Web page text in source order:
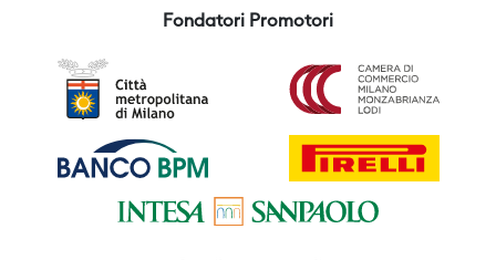
Fondatori Promotori